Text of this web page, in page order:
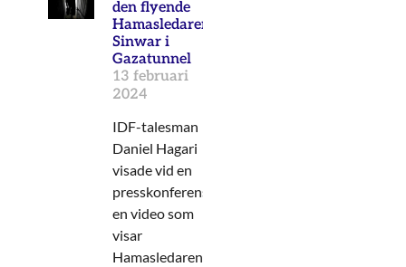
den flyende
Hamasledaren
Sinwar i
Gazatunnel
13 februari
2024
IDF-talesman
Daniel Hagari
visade vid en
presskonferens
en video som
visar
Hamasledaren